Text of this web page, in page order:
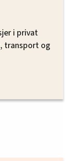
i privat
transport og